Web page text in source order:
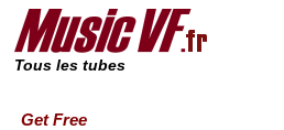
Tous les tubes
Get Free